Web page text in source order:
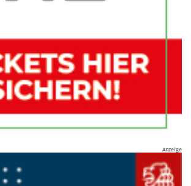
Anzeige